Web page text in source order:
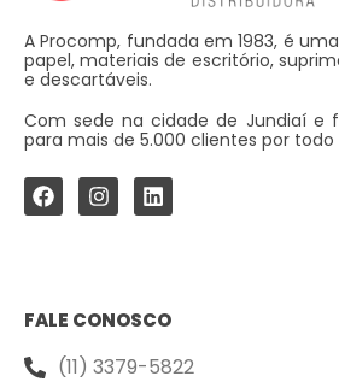
A Procomp, fundada em 1983, é
papel, materiais de escritório,
e descartáveis.
Com sede na cidade de Jundiaí e
para mais de 5.000 clientes por todo
FALE CONOSCO
(11) 3379-5822